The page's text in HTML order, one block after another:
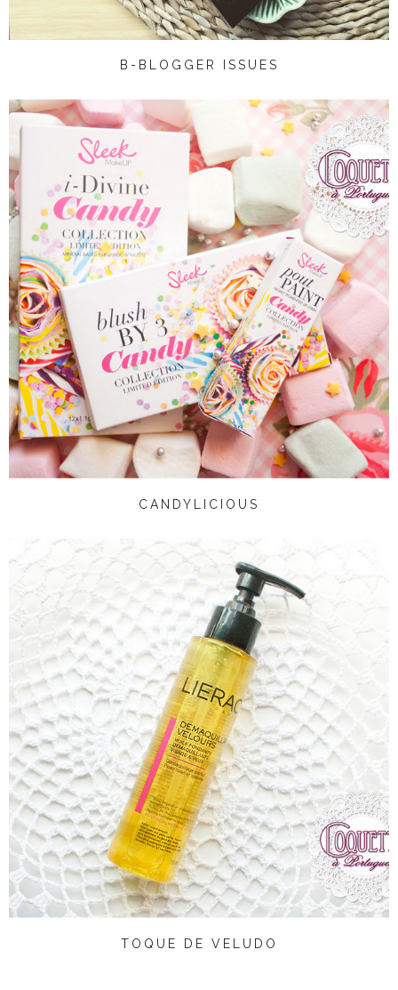
B-BLOGGER ISSUES
CANDYLICIOUS
TOQUE DE VELUDO